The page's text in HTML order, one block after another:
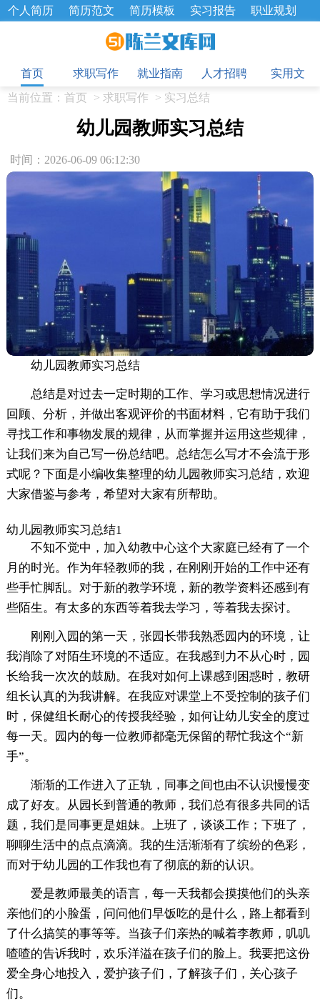
个人简历 简历范文 简历模板 实习报告
职业规划
招聘选拔 绩效考核 企业文化
工作总结
辞职报告
首页
求职写作 就业指南 人才招聘
实用文
当前位置： 首页 > 求职写作 > 实习总结
幼儿园教师实习总结
时间：2026-06-09 06:12:30
幼儿园教师实习总结
总结是对过去一定时期的工作、学习或思想情况进行
回顾、分析，并做出客观评价的书面材料，它有助于我们
寻找工作和事物发展的规律，从而掌握并运用这些规律，
让我们来为自己写一份总结吧。总结怎么写才不会流于形
式呢？下面是小编收集整理的幼儿园教师实习总结，欢迎
大家借鉴与参考，希望对大家有所帮助。
幼儿园教师实习总结1
不知不觉中，加入幼教中心这个大家庭已经有了一个
月的时光。作为年轻教师的我，在刚刚开始的工作中还有
些手忙脚乱。对于新的教学环境，新的教学资料还感到有
些陌生。有太多的东西等着我去学习，等着我去探讨。
刚刚入园的第一天，张园长带我熟悉园内的环境，让
我消除了对陌生环境的不适应。在我感到力不从心时，园
长给我一次次的鼓励。在我对如何上课感到困惑时，教研
组长认真的为我讲解。在我应对课堂上不受控制的孩子们
时，保健组长耐心的传授我经验，如何让幼儿安全的度过
每一天。园内的每一位教师都毫无保留的帮忙我这个“新
手”。
渐渐的工作进入了正轨，同事之间也由不认识慢慢变
成了好友。从园长到普通的教师，我们总有很多共同的话
题，我们是同事更是姐妹。上班了，谈谈工作；下班了，
聊聊生活中的点点滴滴。我的生活渐渐有了缤纷的色彩，
而对于幼儿园的工作我也有了彻底的新的认识。
爱是教师最美的语言，每一天我都会摸摸他们的头亲
亲他们的小脸蛋，问问他们早饭吃的是什么，路上都看到
了什么搞笑的事等等。当孩子们亲热的喊着李教师，叽叽
喳喳的告诉我时，欢乐洋溢在孩子们的脸上。我要把这份
爱全身心地投入，爱护孩子们，了解孩子们，关心孩子
们。